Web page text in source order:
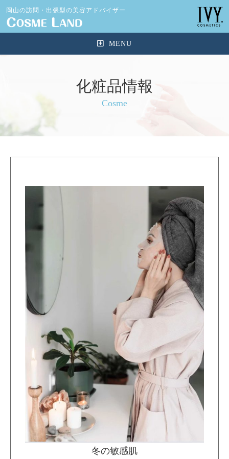
岡山の訪問・出張型の美容アドバイザー
化粧品情報
Cosme
冬の敏感肌